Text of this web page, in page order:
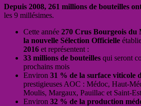
Depuis 2008, 261 millions de bouteilles
les 9 millésimes.
Cette année 270 Crus Bourgeois du
la nouvelle Sélection Officielle
2016 et représentent :
33 millions de bouteilles qui seront
prochains mois
Environ 31 % de la surface viticole
prestigieuses AOC : Médoc, Haut-
Moulis, Margaux, Pauillac et Saint-
Environ 32 % de la production